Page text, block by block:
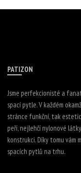
PATIZON
Jsme perfekcionisté a
spací pytle. V každém
stránce funkční, tak
peří, nejlehčí nylonové
konstrukci. Díky tomu vám
spacích pytlů na trhu.